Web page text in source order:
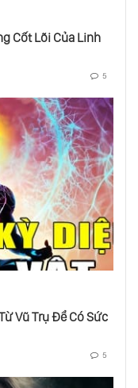
Cốt Lõi Của Linh
5
Vũ Trụ Để Có Sức
5